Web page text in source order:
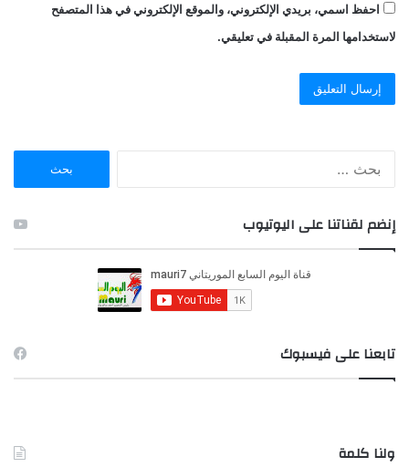
احفظ اسمي، بريدي الإلكتروني، والموقع الإلكتروني في هذا المتصفح
لاستخدامها المرة المقبلة في تعليقي.
ن
:
إنضم لقناتنا على اليوتيوب
تابعنا على فيسبوك
ولنا كلمة